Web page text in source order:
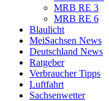
MRB RE 3
MRB RE 6
Blaulicht
MeiSachsen News
Deutschland News
Ratgeber
Verbraucher Tipps
Luftfahrt
Sachsenwetter